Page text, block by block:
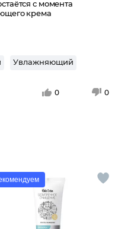
с момента
крема
Увлажняющий
0 0